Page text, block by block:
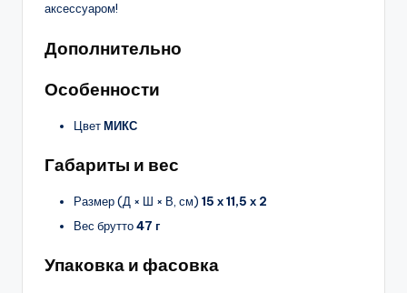
аксессуаром!
Дополнительно
Особенности
ЦветМИКС
Габариты и вес
Размер (Д × Ш × В, см) 15 х 11,5 х 2
Вес брутто47 г
Упаковка и фасовка